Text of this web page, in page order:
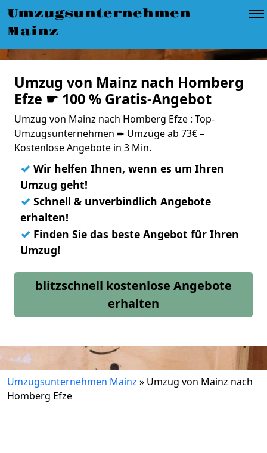
Umzugsunternehmen
Mainz
Umzug von Mainz nach Homberg
Efze ☛ 100 % Gratis-Angebot
Umzug von Mainz nach Homberg Efze : Top-
Umzugsunternehmen ➨ Umzüge ab 73€ –
Kostenlose Angebote in 3 Min.
✓ Wir helfen Ihnen, wenn es um Ihren
Umzug geht!
✓ Schnell & unverbindlich Angebote
erhalten!
✓ Finden Sie das beste Angebot für Ihren
Umzug!
blitzschnell kostenlose Angebote
erhalten
Umzugsunternehmen Mainz » Umzug von Mainz nach
Homberg Efze